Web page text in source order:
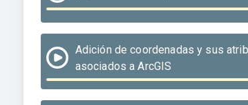
Adición de coordenadas y sus
asociados a ArcGIS